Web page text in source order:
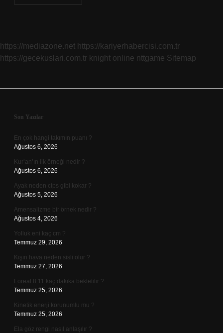
Para
https://mediazone.net https://kariyerhabercisi.com.tr
https://gecekuslari.com.tr knight online nttgame Sitemap
Sidebar
Son Yazılar
En çok hangi takımın puanı ?
Ağustos 6, 2026
Kur’an’ın ilk örneği nedir ?
Ağustos 6, 2026
Ayak neden cips gibi kokar ?
Ağustos 5, 2026
Amensalizme bir örnek nedir ?
Ağustos 4, 2026
Yolluk eni kaç cm ?
Temmuz 29, 2026
Kışın hava neden sisli olur ?
Temmuz 27, 2026
Loreal 8.11 kaç dakika bekletilir ?
Temmuz 25, 2026
Kinetik enerji korunumlu mu ?
Temmuz 25, 2026
Ela göz rengi nasıl anlaşılır ?